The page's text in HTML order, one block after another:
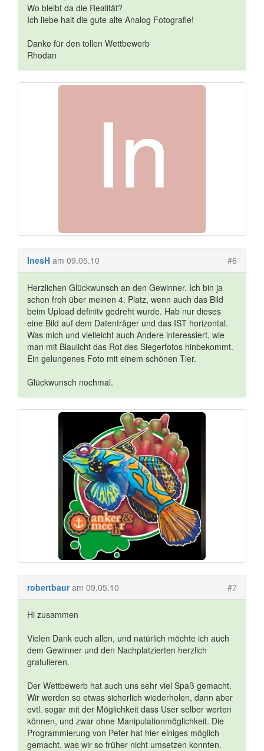
Wo bleibt da die Realität?
Ich liebe halt die gute alte Analog Fotografie!
Danke für den tollen Wettbewerb
Rhodan
InesH am 09.05.10 #6
Herzlichen Glückwunsch an den Gewinner. Ich bin ja
schon froh über meinen 4. Platz, wenn auch das Bild
beim Upload definitv gedreht wurde. Hab nur dieses
eine Bild auf dem Datenträger und das IST horizontal.
Was mich und vielleicht auch Andere interessiert, wie
man mit Blaulicht das Rot des Siegerfotos hinbekommt.
Ein gelungenes Foto mit einem schönen Tier.
Glückwunsch nochmal.
robertbaur am 09.05.10 #7
Hi zusammen
Vielen Dank euch allen, und natürlich möchte ich auch
dem Gewinner und den Nachplatzierten herzlich
gratulieren.
Der Wettbewerb hat auch uns sehr viel Spaß gemacht.
Wir werden so etwas sicherlich wiederholen, dann aber
evtl. sogar mit der Möglichkeit dass User selber werten
können, und zwar ohne Manipulationmöglichkeit. Die
Programmierung von Peter hat hier einiges möglich
gemacht, was wir so früher nicht umsetzen konnten.